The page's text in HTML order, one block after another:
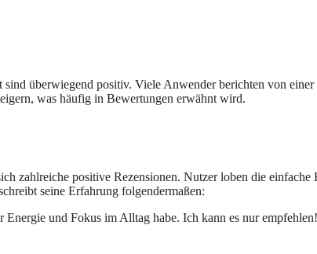
überwiegend positiv. Viele Anwender berichten von einer
was häufig in Bewertungen erwähnt wird.
zahlreiche positive Rezensionen. Nutzer loben die
seine Erfahrung folgendermaßen:
und Fokus im Alltag habe. Ich kann es nur